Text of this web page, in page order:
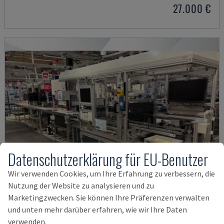
27.000 €
JUPITER SYSTEM
Datenschutzerklärung für EU-Benutzer
Wir verwenden Cookies, um Ihre Erfahrung zu verbessern, die
Nutzung der Website zu analysieren und zu
Marketingzwecken. Sie können Ihre Präferenzen verwalten
und unten mehr darüber erfahren, wie wir Ihre Daten
verwenden.